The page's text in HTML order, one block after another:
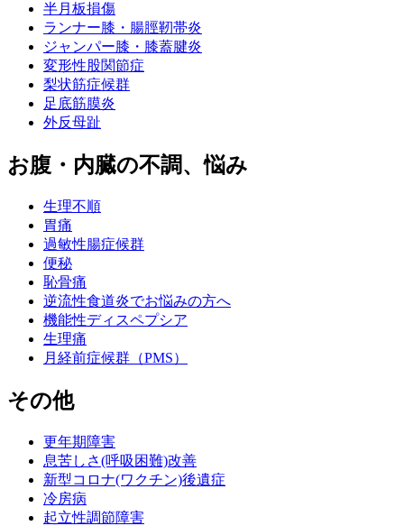
半月板損傷
ランナー膝・腸脛靭帯炎
ジャンパー膝・膝蓋腱炎
変形性股関節症
梨状筋症候群
足底筋膜炎
外反母趾
お腹・内臓の不調、悩み
生理不順
胃痛
過敏性腸症候群
便秘
恥骨痛
逆流性食道炎でお悩みの方へ
機能性ディスペプシア
生理痛
月経前症候群（PMS）
その他
更年期障害
息苦しさ(呼吸困難)改善
新型コロナ(ワクチン)後遺症
冷房病
起立性調節障害